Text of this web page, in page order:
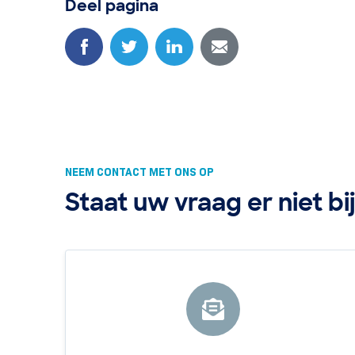
Deel pagina
NEEM CONTACT MET ONS OP
Staat uw vraag er niet